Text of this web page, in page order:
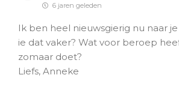
6 jaren geleden
Ik ben heel nieuwsgierig nu naar
ie dat vaker? Wat voor beroep
zomaar doet?
Liefs, Anneke